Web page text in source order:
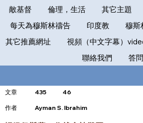
敵基督
倫理，生活 其它主題
每天為穆斯林禱告
印度教
穆斯
其它推薦網址
視頻（中文字幕）
聯絡我們
答問
文章 435 46
​作者 Ayman S. Ibrahim